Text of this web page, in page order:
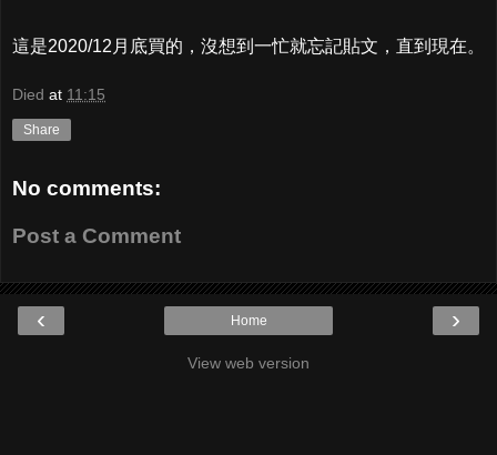
這是2020/12月底買的，沒想到一忙就忘記貼文，直到現在。
Died at 11:15
Share
No comments:
Post a Comment
‹ ›
Home
View web version